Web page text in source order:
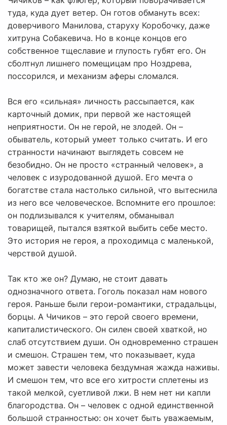
туда, куда дует ветер. Он готов обмануть всех:
доверчивого Манилова, старуху Коробочку, даже
хитруна Собакевича. Но в конце концов его
собственное тщеславие и глупость губят его. Он
сболтнул лишнего помещицам про Ноздрева,
поссорился, и механизм аферы сломался.
Вся его «сильная» личность рассыпается, как
карточный домик, при первой же настоящей
неприятности. Он не герой, не злодей. Он –
обыватель, который умеет только считать. И его
странности начинают выглядеть совсем не
безобидно. Он не просто «странный человек», а
человек с изуродованной душой. Его мечта о
богатстве стала настолько сильной, что вытеснила
из него все человеческое. Вспомните его прошлое:
он подлизывался к учителям, обманывал
товарищей, пытался взяткой выбить себе место.
Это история не героя, а проходимца с маленькой,
черствой душой.
Так кто же он? Думаю, не стоит давать
однозначного ответа. Гоголь показал нам нового
героя. Раньше были герои-романтики, страдальцы,
борцы. А Чичиков – это герой своего времени,
капиталистического. Он силен своей хваткой, но
слаб отсутствием души. Он одновременно страшен
и смешон. Страшен тем, что показывает, куда
может завести человека бездумная жажда наживы.
И смешон тем, что все его хитрости сплетены из
такой мелкой, суетливой лжи. В нем нет ни капли
благородства. Он – человек с одной единственной
большой странностью: он хочет быть уважаемым,